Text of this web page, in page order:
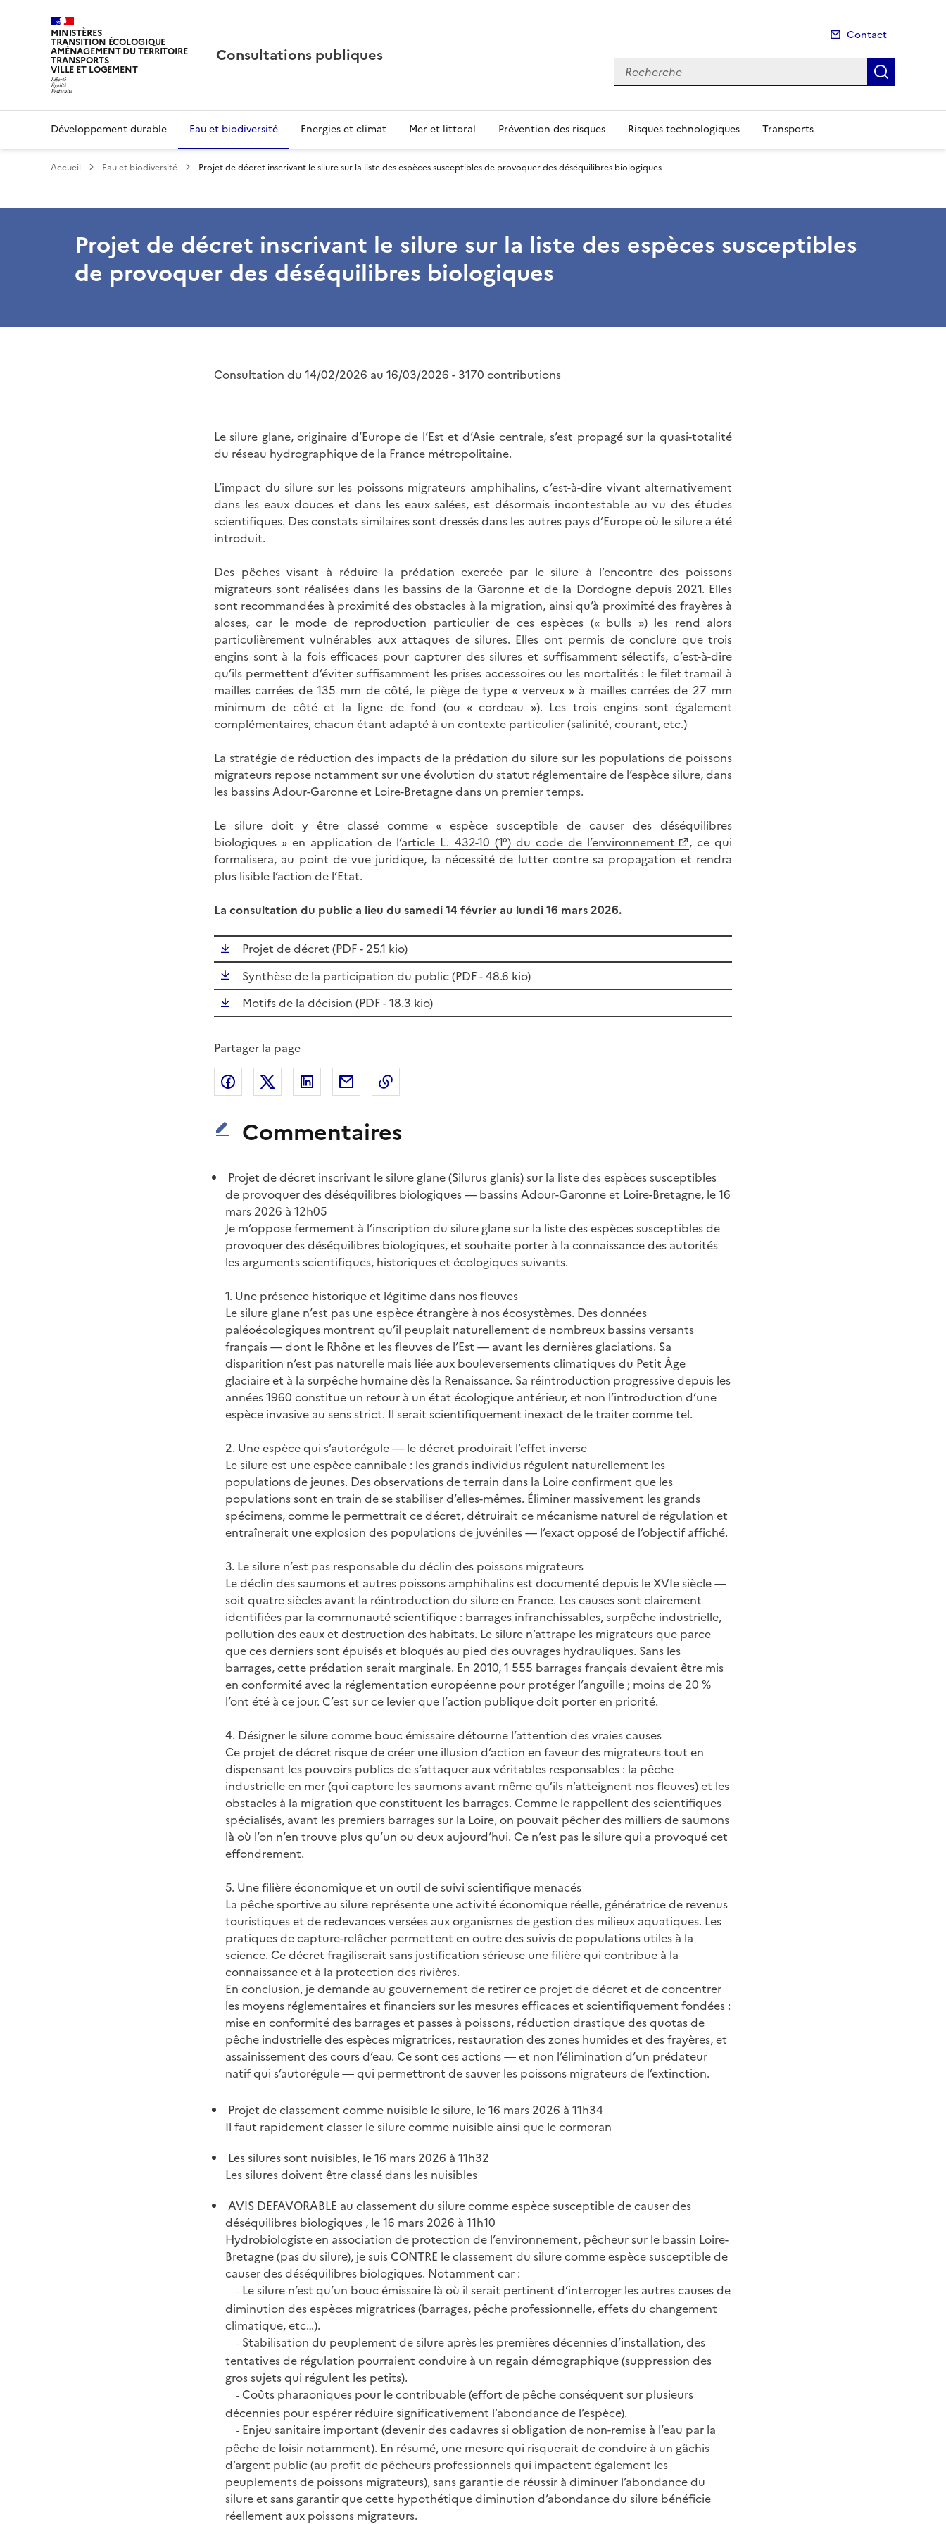
MINISTÈRES
TRANSITION ÉCOLOGIQUE
AMÉNAGEMENT DU TERRITOIRE
TRANSPORTS
VILLE ET LOGEMENT
Consultations publiques
Contact
Recherche
Développement durable Eau et biodiversité Energies et climat Mer et littoral Prévention des risques Risques technologiques Transports
Accueil Eau et biodiversité Projet de décret inscrivant le silure sur la liste des espèces susceptibles de provoquer des déséquilibres biologiques
Projet de décret inscrivant le silure sur la liste des espèces susceptibles
de provoquer des déséquilibres biologiques
Consultation du 14/02/2026 au 16/03/2026 - 3170 contributions
Le silure glane, originaire d’Europe de l’Est et d’Asie centrale, s’est propagé sur la quasi-totalité
du réseau hydrographique de la France métropolitaine.
L’impact du silure sur les poissons migrateurs amphihalins, c’est-à-dire vivant alternativement
dans les eaux douces et dans les eaux salées, est désormais incontestable au vu des études
scientifiques. Des constats similaires sont dressés dans les autres pays d’Europe où le silure a été
introduit.
Des pêches visant à réduire la prédation exercée par le silure à l’encontre des poissons
migrateurs sont réalisées dans les bassins de la Garonne et de la Dordogne depuis 2021. Elles
sont recommandées à proximité des obstacles à la migration, ainsi qu’à proximité des frayères à
aloses, car le mode de reproduction particulier de ces espèces (« bulls ») les rend alors
particulièrement vulnérables aux attaques de silures. Elles ont permis de conclure que trois
engins sont à la fois efficaces pour capturer des silures et suffisamment sélectifs, c’est-à-dire
qu’ils permettent d’éviter suffisamment les prises accessoires ou les mortalités : le filet tramail à
mailles carrées de 135 mm de côté, le piège de type « verveux » à mailles carrées de 27 mm
minimum de côté et la ligne de fond (ou « cordeau »). Les trois engins sont également
complémentaires, chacun étant adapté à un contexte particulier (salinité, courant, etc.)
La stratégie de réduction des impacts de la prédation du silure sur les populations de poissons
migrateurs repose notamment sur une évolution du statut réglementaire de l’espèce silure, dans
les bassins Adour-Garonne et Loire-Bretagne dans un premier temps.
Le silure doit y être classé comme « espèce susceptible de causer des déséquilibres
biologiques » en application de l’article L. 432-10 (1°) du code de l’environnement
, ce qui
formalisera, au point de vue juridique, la nécessité de lutter contre sa propagation et rendra
plus lisible l’action de l’Etat.
La consultation du public a lieu du samedi 14 février au lundi 16 mars 2026.
Projet de décret (PDF- 25.1 kio)
Synthèse de la participation du public (PDF- 48.6 kio)
Motifs de la décision (PDF- 18.3 kio)
Partager la page
Partager sur Facebook
Partager sur XPartager sur LinkedIn
Partager par email
Commentaires
Projet de décret inscrivant le silure glane (Silurus glanis) sur la liste des espèces susceptibles
de provoquer des déséquilibres biologiques — bassins Adour-Garonne et Loire-Bretagne, le 16
mars 2026 à 12h05
Je m’oppose fermement à l’inscription du silure glane sur la liste des espèces susceptibles de
provoquer des déséquilibres biologiques, et souhaite porter à la connaissance des autorités
les arguments scientifiques, historiques et écologiques suivants.
1. Une présence historique et légitime dans nos fleuves
Le silure glane n’est pas une espèce étrangère à nos écosystèmes. Des données
paléoécologiques montrent qu’il peuplait naturellement de nombreux bassins versants
français — dont le Rhône et les fleuves de l’Est — avant les dernières glaciations. Sa
disparition n’est pas naturelle mais liée aux bouleversements climatiques du Petit Âge
glaciaire et à la surpêche humaine dès la Renaissance. Sa réintroduction progressive depuis les
années 1960 constitue un retour à un état écologique antérieur, et non l’introduction d’une
espèce invasive au sens strict. Il serait scientifiquement inexact de le traiter comme tel.
2. Une espèce qui s’autorégule — le décret produirait l’effet inverse
Le silure est une espèce cannibale : les grands individus régulent naturellement les
populations de jeunes. Des observations de terrain dans la Loire confirment que les
populations sont en train de se stabiliser d’elles-mêmes. Éliminer massivement les grands
spécimens, comme le permettrait ce décret, détruirait ce mécanisme naturel de régulation et
entraînerait une explosion des populations de juvéniles — l’exact opposé de l’objectif affiché.
3. Le silure n’est pas responsable du déclin des poissons migrateurs
Le déclin des saumons et autres poissons amphihalins est documenté depuis le XVIe siècle —
soit quatre siècles avant la réintroduction du silure en France. Les causes sont clairement
identifiées par la communauté scientifique : barrages infranchissables, surpêche industrielle,
pollution des eaux et destruction des habitats. Le silure n’attrape les migrateurs que parce
que ces derniers sont épuisés et bloqués au pied des ouvrages hydrauliques. Sans les
barrages, cette prédation serait marginale. En 2010, 1 555 barrages français devaient être mis
en conformité avec la réglementation européenne pour protéger l’anguille ; moins de 20 %
l’ont été à ce jour. C’est sur ce levier que l’action publique doit porter en priorité.
4. Désigner le silure comme bouc émissaire détourne l’attention des vraies causes
Ce projet de décret risque de créer une illusion d’action en faveur des migrateurs tout en
dispensant les pouvoirs publics de s’attaquer aux véritables responsables : la pêche
industrielle en mer (qui capture les saumons avant même qu’ils n’atteignent nos fleuves) et les
obstacles à la migration que constituent les barrages. Comme le rappellent des scientifiques
spécialisés, avant les premiers barrages sur la Loire, on pouvait pêcher des milliers de saumons
là où l’on n’en trouve plus qu’un ou deux aujourd’hui. Ce n’est pas le silure qui a provoqué cet
effondrement.
5. Une filière économique et un outil de suivi scientifique menacés
La pêche sportive au silure représente une activité économique réelle, génératrice de revenus
touristiques et de redevances versées aux organismes de gestion des milieux aquatiques. Les
pratiques de capture-relâcher permettent en outre des suivis de populations utiles à la
science. Ce décret fragiliserait sans justification sérieuse une filière qui contribue à la
connaissance et à la protection des rivières.
En conclusion, je demande au gouvernement de retirer ce projet de décret et de concentrer
les moyens réglementaires et financiers sur les mesures efficaces et scientifiquement fondées :
mise en conformité des barrages et passes à poissons, réduction drastique des quotas de
pêche industrielle des espèces migratrices, restauration des zones humides et des frayères, et
assainissement des cours d’eau. Ce sont ces actions — et non l’élimination d’un prédateur
natif qui s’autorégule — qui permettront de sauver les poissons migrateurs de l’extinction.
Projet de classement comme nuisible le silure, le 16 mars 2026 à 11h34
Il faut rapidement classer le silure comme nuisible ainsi que le cormoran
Les silures sont nuisibles, le 16 mars 2026 à 11h32
Les silures doivent être classé dans les nuisibles
AVIS DEFAVORABLE au classement du silure comme espèce susceptible de causer des
déséquilibres biologiques , le 16 mars 2026 à 11h10
Hydrobiologiste en association de protection de l’environnement, pêcheur sur le bassin Loire-
Bretagne (pas du silure), je suis CONTRE le classement du silure comme espèce susceptible de
causer des déséquilibres biologiques. Notamment car :
-Le silure n’est qu’un bouc émissaire là où il serait pertinent d’interroger les autres causes de
diminution des espèces migratrices (barrages, pêche professionnelle, effets du changement
climatique, etc…).
-Stabilisation du peuplement de silure après les premières décennies d’installation, des
tentatives de régulation pourraient conduire à un regain démographique (suppression des
gros sujets qui régulent les petits).
-Coûts pharaoniques pour le contribuable (effort de pêche conséquent sur plusieurs
décennies pour espérer réduire significativement l’abondance de l’espèce).
-Enjeu sanitaire important (devenir des cadavres si obligation de non-remise à l’eau par la
pêche de loisir notamment). En résumé, une mesure qui risquerait de conduire à un gâchis
d’argent public (au profit de pêcheurs professionnels qui impactent également les
peuplements de poissons migrateurs), sans garantie de réussir à diminuer l’abondance du
silure et sans garantir que cette hypothétique diminution d’abondance du silure bénéficie
réellement aux poissons migrateurs.